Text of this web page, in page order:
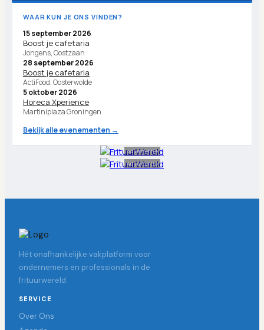
WAAR KUN JE ONS VINDEN?
15 september 2026
Boost je cafetaria
Jongens, Oostzaan
28 september 2026
Boost je cafetaria
ActiFood, Oosterwolde
5 oktober 2026
Horeca Xperience
Martiniplaza Groningen
Bekijk alle evenementen →
Advertentie
Advertentie
Hét onafhankelijke vakplatform voor
ondernemers en professionals in de
frituurwereld.
SERVICE
Over Ons